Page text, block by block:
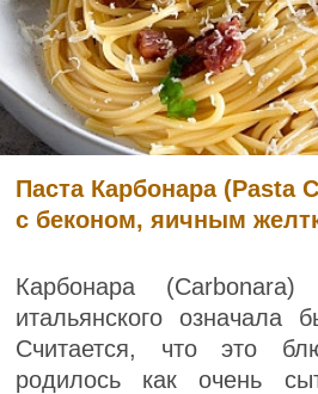
Паста Карбонара (Pasta
с беконом, яичным
Карбонара
итальянского означала
Считается, что это
родилось как очень